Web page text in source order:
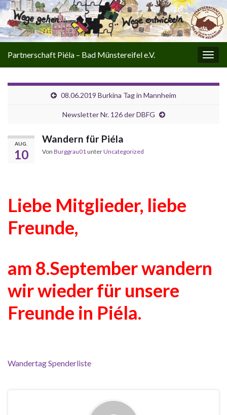
Partnerschaft Piéla – Bad Münstereifel e.V.
08.06.2019 Burkina Tag in Mannheim
Newsletter Nr. 126 der DBFG
AUG.
10
Wandern für Piéla
Von Burggrau01unterUncategorized
Liebe Mitglieder, liebe
Freunde,
am 8.September wandern
wir wieder für unsere
Freunde in Piéla.
Wandertag Spenderliste